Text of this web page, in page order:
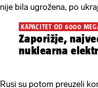
nije bila ugrožena, po
KAPACITET OD 6000
Zaporižje,
nuklearna
Rusi su potom preuzeli